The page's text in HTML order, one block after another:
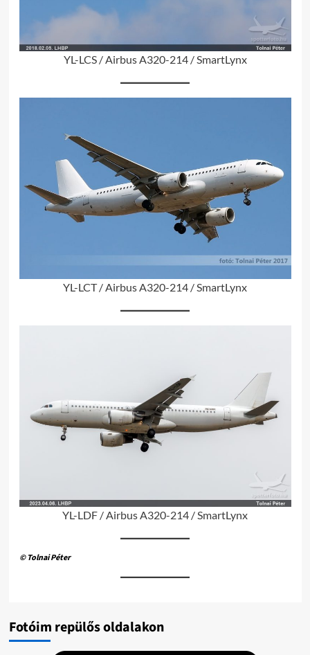
YL-LCS / Airbus A320-214 / SmartLynx
YL-LCT / Airbus A320-214 / SmartLynx
YL-LDF / Airbus A320-214 / SmartLynx
© Tolnai Péter
Fotóim repülős oldalakon